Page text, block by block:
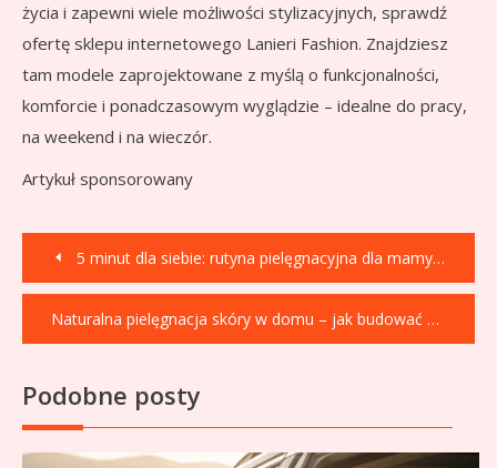
życia i zapewni wiele możliwości stylizacyjnych, sprawdź
ofertę sklepu internetowego Lanieri Fashion. Znajdziesz
tam modele zaprojektowane z myślą o funkcjonalności,
komforcie i ponadczasowym wyglądzie – idealne do pracy,
na weekend i na wieczór.
Artykuł sponsorowany
Nawigacja
wpisu
5 minut dla siebie: rutyna pielęgnacyjna dla mamy, która nie ma czasu
Naturalna pielęgnacja skóry w domu – jak budować świadome rytuały
Podobne posty